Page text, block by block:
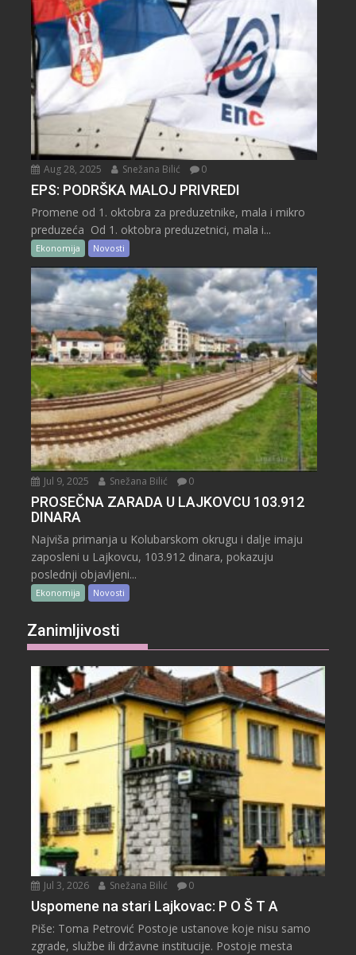
Aug 28, 2025 Snežana Bilić 0
EPS: PODRŠKA MALOJ PRIVREDI
Promene od 1. oktobra za preduzetnike, mala i mikro
preduzeća Od 1. oktobra preduzetnici, mala i...
Ekonomija Novosti
Jul 9, 2025 Snežana Bilić 0
PROSEČNA ZARADA U LAJKOVCU 103.912
DINARA
Najviša primanja u Kolubarskom okrugu i dalje imaju
zaposleni u Lajkovcu, 103.912 dinara, pokazuju
poslednji objavljeni...
Ekonomija Novosti
Zanimljivosti
Jul 3, 2026 Snežana Bilić 0
Uspomene na stari Lajkovac: P O Š T A
Piše: Toma Petrović Postoje ustanove koje nisu samo
zgrade, službe ili državne institucije. Postoje mesta